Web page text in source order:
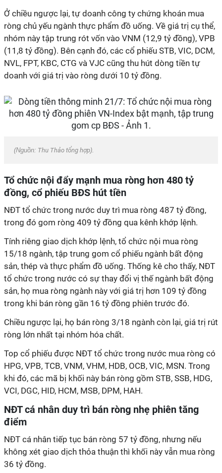
Ở chiều ngược lại, tự doanh công ty chứng khoán mua
ròng chủ yếu ngành thực phẩm đồ uống. Về giá trị cụ thể,
nhóm này tập trung rót vốn vào VNM (12,9 tỷ đồng), VPB
(11,8 tỷ đồng). Bên cạnh đó, các cổ phiếu STB, VIC, DCM,
NVL, FPT, KBC, CTG và VJC cũng thu hút dòng tiền tự
doanh với giá trị vào ròng dưới 10 tỷ đồng.
(Nguồn: Thu Thảo tổng hợp).
Tổ chức nội đẩy mạnh mua ròng hơn 480 tỷ
đồng, cổ phiếu BĐS hút tiền
NĐT tổ chức trong nước duy trì mua ròng 487 tỷ đồng,
trong đó gom ròng 409 tỷ đồng qua kênh khớp lệnh.
Tính riêng giao dịch khớp lệnh, tổ chức nội mua ròng
15/18 ngành, tập trung gom cổ phiếu ngành bất động
sản, thép và thực phẩm đồ uống. Thống kê cho thấy, NĐT
tổ chức trong nước có sự thay đổi vị thế ngành bất động
sản, họ mua ròng ngành này với giá trị hơn 109 tỷ đồng
trong khi bán ròng gần 16 tỷ đồng phiên trước đó.
Chiều ngược lại, họ bán ròng 3/18 ngành còn lại, giá trị rút
ròng lớn nhất tại nhóm hóa chất.
Top cổ phiếu được NĐT tổ chức trong nước mua ròng có
HPG, VPB, TCB, VNM, VHM, HDB, OCB, VIC, MSN. Trong
khi đó, các mã bị khối này bán ròng gồm STB, SSB, HDG,
VCI, DGC, HID, HCM, MSB, DPM, HAH.
NĐT cá nhân duy trì bán ròng nhẹ phiên tăng
điểm
NĐT cá nhân tiếp tục bán ròng 57 tỷ đồng, nhưng nếu
không xét giao dịch thỏa thuận thì khối này vẫn mua ròng
36 tỷ đồng.